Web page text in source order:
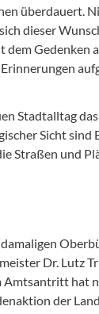
überdauert.
dieser
Gedenken
Stadtalltag
Sicht
Straßen und
Dr. Lutz
hat
der